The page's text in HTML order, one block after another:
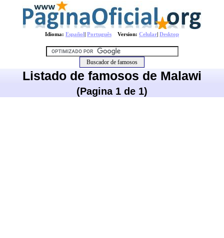
Idioma: Español| Português Version: Celular| Desktop
Listado de famosos de Malawi
(Pagina 1 de 1)